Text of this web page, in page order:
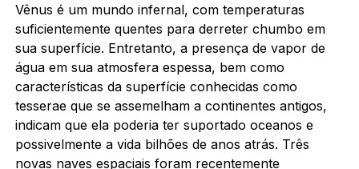
Vênus é um mundo infernal, com temperaturas
suficientemente quentes para derreter chumbo em
sua superfície. Entretanto, a presença de vapor de
água em sua atmosfera espessa, bem como
características da superfície conhecidas como
tesserae que se assemelham a continentes antigos,
indicam que ela poderia ter suportado oceanos e
possivelmente a vida bilhões de anos atrás. Três
novas naves espaciais foram recentemente